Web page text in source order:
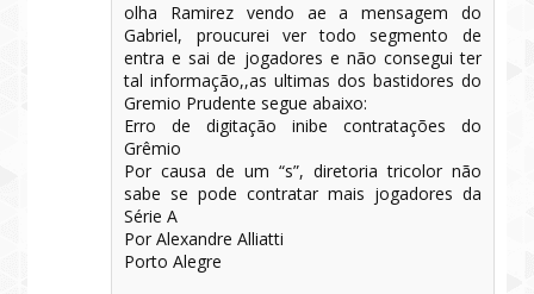
olha Ramirez vendo ae a mensagem do
Gabriel, proucurei ver todo segmento de
entra e sai de jogadores e não consegui ter
tal informação,,as ultimas dos bastidores do
Gremio Prudente segue abaixo:
Erro de digitação inibe contratações do
Grêmio
Por causa de um “s”, diretoria tricolor não
sabe se pode contratar mais jogadores da
Série A
Por Alexandre Alliatti
Porto Alegre